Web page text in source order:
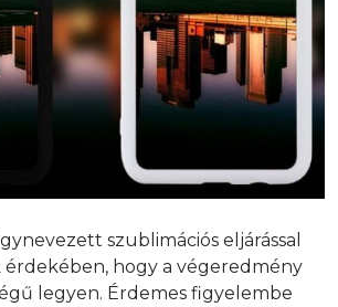
szublimációs eljárással
érdekében, hogy a végeredmény
legyen. Érdemes figyelembe